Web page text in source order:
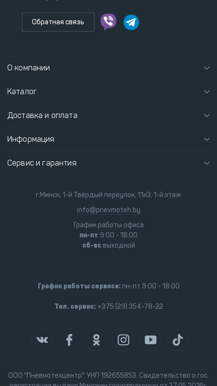
Обратная связь
О компании
Каталог
Доставка и оплата
Информация
Сервис и гарантия
ООО "Пневмотехцентр". УНП 192655853. Свидетельство о гос.
г.Минск, 1-й Твёрдый переулок, 11к3, 1-й этаж
info@pnevmoteh.by
График работы офиса
пн-пт 9:00 - 18:00
сб-всвыходной
График работы сервиса:пн-пт 9:00 - 18:00
Тел. сервис:+375 (29) 354-78-22